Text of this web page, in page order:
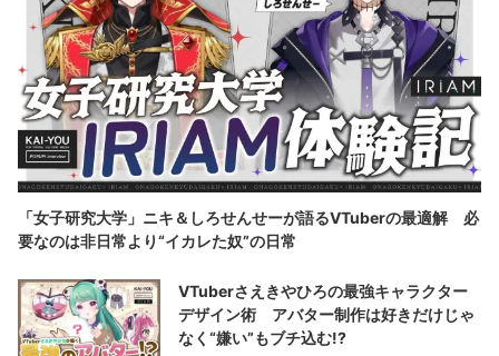
「女子研究大学」ニキ＆しろせんせーが語るVTuberの最適解 必
要なのは非日常より“イカレた奴”の日常
VTuberさえきやひろの最強キャラクター
デザイン術 アバター制作は好きだけじゃ
なく“嫌い”もブチ込む!?